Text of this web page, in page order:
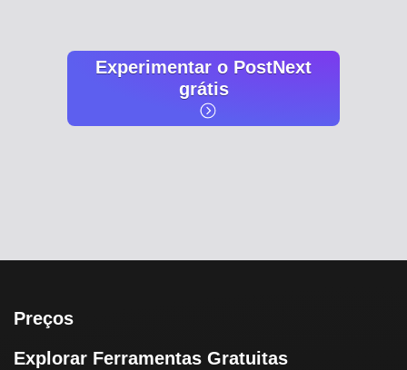
Experimentar o PostNext
grátis
Preços
Explorar Ferramentas Gratuitas